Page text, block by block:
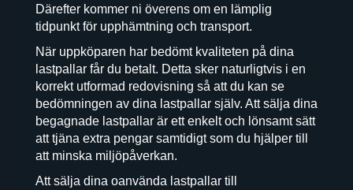
Därefter kommer ni överens om en lämplig
tidpunkt för upphämtning och transport.
När uppköparen har bedömt kvaliteten på dina
lastpallar får du betalt. Detta sker naturligtvis i en
korrekt utformad redovisning så att du kan se
bedömningen av dina lastpallar själv. Att sälja dina
begagnade lastpallar är ett enkelt och lönsamt sätt
att tjäna extra pengar samtidigt som du hjälper till
att minska miljöpåverkan.
Att sälja dina oanvända lastpallar till